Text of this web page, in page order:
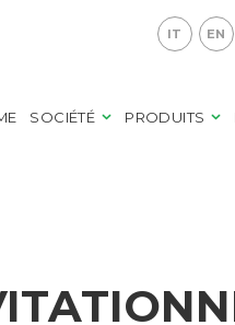
Elle est composée d’un
SOCIÉTÉ PRODUITS
IT EN